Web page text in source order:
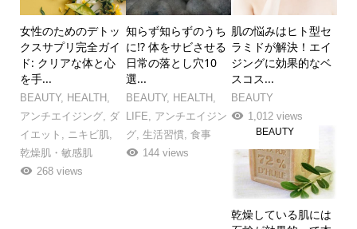
女性のためのデトッ
クスサプリ完全ガイ
ド: クリアな体と心
を手...
BEAUTY, HEALTH ,
アンチエイジング, ダ
イエット , ニキビ肌,
乾燥肌・敏感肌
268 views
知らず知らずのうち
に!? 体をサビさせる
日常の落とし穴10
選...
BEAUTY, HEALTH ,
LIFE, アンチエイジン
グ, 生活習慣, 食事
144 views
肌の悩みはヒト型セ
ラミドが解決！エイ
ジングに効果的なベ
スコス...
BEAUTY
1,012 views
乾燥している肌には
BEAUTY